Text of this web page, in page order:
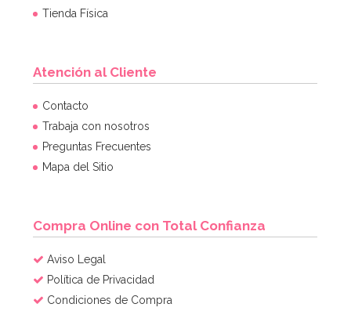
Tienda Física
Atención al Cliente
Contacto
Trabaja con nosotros
Preguntas Frecuentes
Mapa del Sitio
Compra Online con Total Confianza
Aviso Legal
Política de Privacidad
Condiciones de Compra